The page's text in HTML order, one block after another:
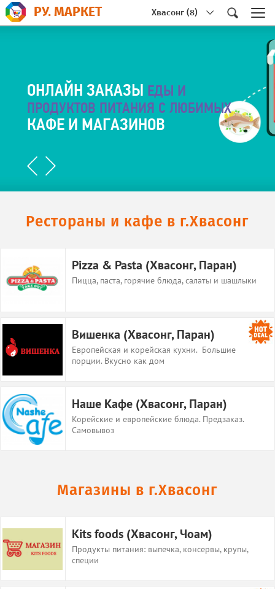
РУ. МАРКЕТ Хвасонг (8)
ОНЛАЙН ЗАКАЗЫ ЕДЫ И
ПРОДУКТОВ ПИТАНИЯ С ЛЮБИМЫХ
КАФЕ И МАГАЗИНОВ
ВСЕРУССКОЯЗЫЧНЫЕ
МАГАЗИНЫВ ОДНОМ МЕСТE
Рестораны и кафе в г.Хвасонг
Pizza & Pasta (Хвасонг, Паран)
Пицца, паста, горячие блюда, салаты и шашлыки
Вишенка (Хвасонг, Паран)
Европейская и корейская кухни. Большие
порции. Вкусно как дом
Наше Кафе (Хвасонг, Паран)
Корейские и европейские блюда. Предзаказ.
Самовывоз
Магазины в г.Хвасонг
Kits foods (Хвасонг, Чоам)
Продукты питания: выпечка, консервы, крупы,
специи